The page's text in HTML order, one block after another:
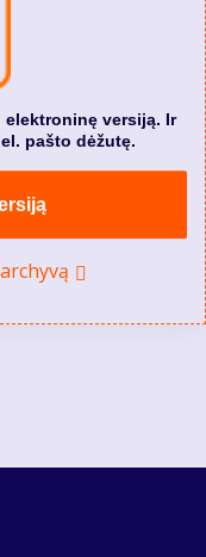
elektroninę versiją. Ir
pašto dėžutę.